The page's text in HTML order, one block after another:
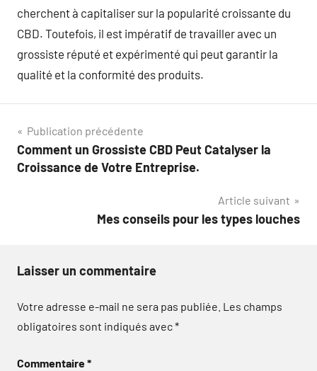
cherchent à capitaliser sur la popularité croissante du
CBD. Toutefois, il est impératif de travailler avec un
grossiste réputé et expérimenté qui peut garantir la
qualité et la conformité des produits.
Navigation
de
Publication précédente
Comment un Grossiste CBD Peut Catalyser la
Croissance de Votre Entreprise.
Article suivant
Mes conseils pour les types louches
Laisser un commentaire
Votre adresse e-mail ne sera pas publiée. Les champs
obligatoires sont indiqués avec*
Commentaire*